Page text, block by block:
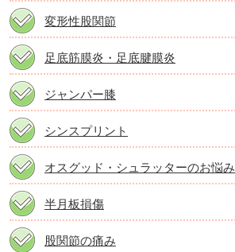
変形性股関節
足底筋膜炎・足底腱膜炎
ジャンパー膝
シンスプリント
オスグッド・シュラッターのお悩み
半月板損傷
股関節の痛み